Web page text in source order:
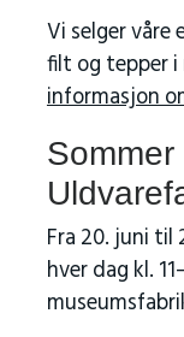
Vi selger våre
filt og tepper
informasjon
Fra 20. juni til
hver dag kl.